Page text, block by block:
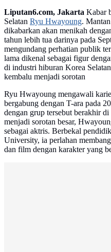
Liputan6.com, Jakarta Kabar
Selatan Ryu Hwayoung.
dikabarkan akan menikah
tahun lebih tua darinya pada
mengundang perhatian publik
lama dikenal sebagai figur
di industri hiburan Korea
kembalu menjadi sorotan
Ryu Hwayoung mengawali
bergabung dengan T-ara pada
dengan grup tersebut berakhir
menjadi sorotan besar,
sebagai aktris. Berbekal
University, ia perlahan
dan film dengan karakter yang